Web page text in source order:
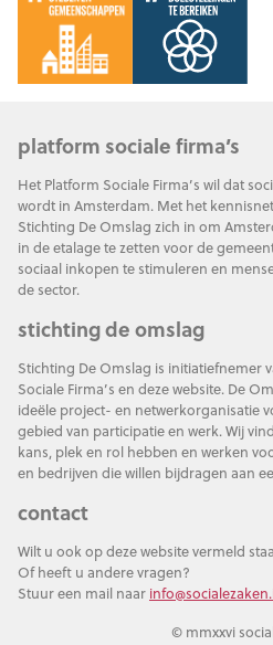
platform sociale firma’s
Het Platform Sociale Firma’s wil dat
wordt in Amsterdam. Met het
Stichting De Omslag zich in om
in de etalage te zetten voor de
sociaal inkopen te stimuleren en
de sector.
stichting de omslag
Stichting De Omslag is initiatiefnemer
Sociale Firma’s en deze website. De
ideële project- en netwerkorganisatie
gebied van participatie en werk. Wij
kans, plek en rol hebben en werken
en bedrijven die willen bijdragen aan
contact
Wilt u ook op deze website vermeld
Of heeft u andere vragen?
Stuur een mail naar
© mmxxvi